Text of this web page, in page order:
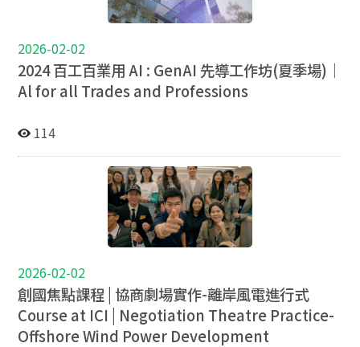
2026-02-02
2024 百工百業用 AI : GenAI 先導工作坊(夏季場)｜
Al for all Trades and Professions
114
2026-02-02
創國焦點課程 | 協商劇場實作-離岸風電進行式
Course at ICI | Negotiation Theatre Practice-
Offshore Wind Power Development